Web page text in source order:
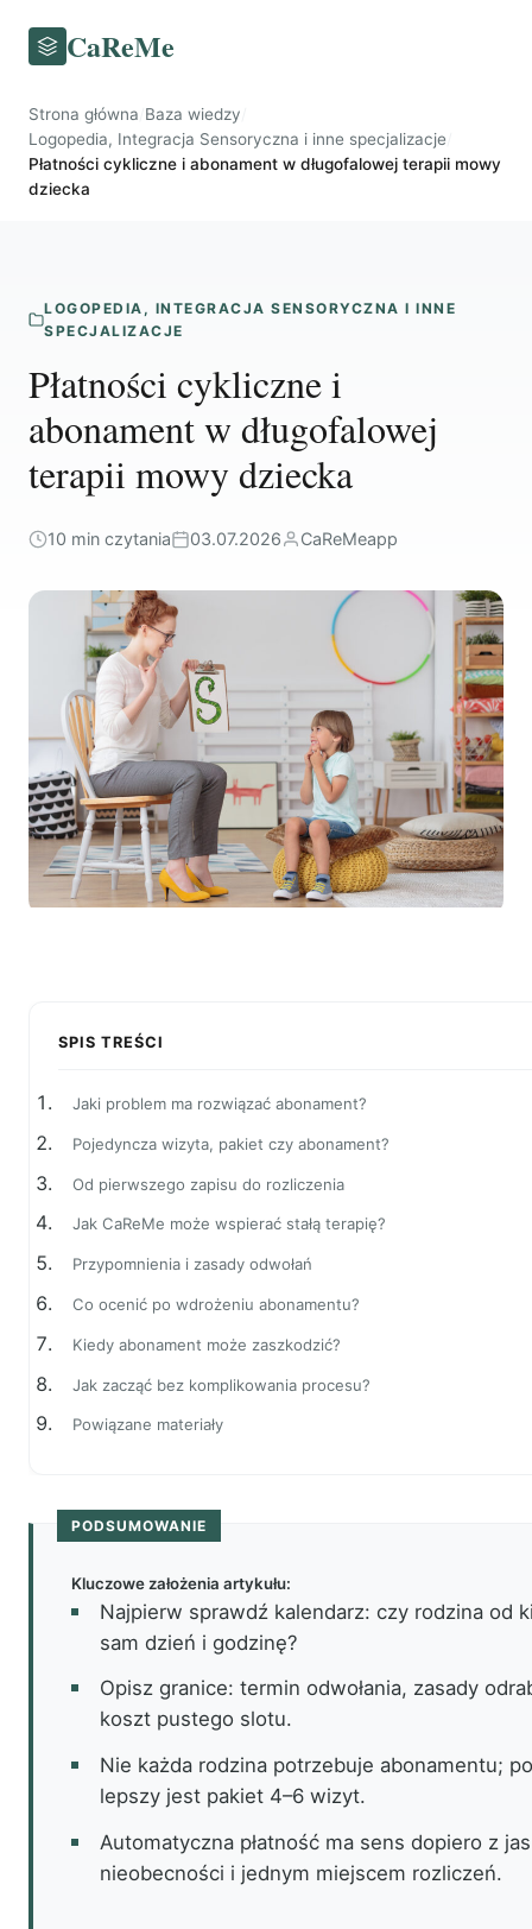
CaReMe
Strona główna Baza wiedzy
Logopedia, Integracja Sensoryczna i inne specjalizacje
Płatności cykliczne i abonament w długofalowej terapii mowy
dziecka
LOGOPEDIA, INTEGRACJA SENSORYCZNA I INNE
SPECJALIZACJE
Płatności cykliczne i
abonament w długofalowej
terapii mowy dziecka
10 min czytania 03.07.2026 CaReMeapp
SPIS TREŚCI
Jaki problem ma rozwiązać abonament?
Pojedyncza wizyta, pakiet czy abonament?
Od pierwszego zapisu do rozliczenia
Jak CaReMe może wspierać stałą terapię?
Przypomnienia i zasady odwołań
Co ocenić po wdrożeniu abonamentu?
Kiedy abonament może zaszkodzić?
Jak zacząć bez komplikowania procesu?
Powiązane materiały
PODSUMOWANIE
Kluczowe założenia artykułu:
Najpierw sprawdź kalendarz: czy rodzina od
sam dzień i godzinę?
Opisz granice: termin odwołania, zasady
koszt pustego slotu.
Nie każda rodzina potrzebuje abonamentu;
lepszy jest pakiet 4–6 wizyt.
Automatyczna płatność ma sens dopiero z
nieobecności i jednym miejscem rozliczeń.